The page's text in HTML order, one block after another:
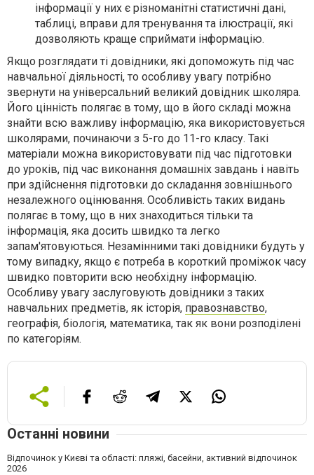
інформації у них є різноманітні статистичні дані,
таблиці, вправи для тренування та ілюстрації, які
дозволяють краще сприймати інформацію.
Якщо розглядати ті довідники, які допоможуть під час
навчальної діяльності, то особливу увагу потрібно
звернути на універсальний великий довідник школяра.
Його цінність полягає в тому, що в його складі можна
знайти всю важливу інформацію, яка використовується
школярами, починаючи з 5-го до 11-го класу. Такі
матеріали можна використовувати під час підготовки
до уроків, під час виконання домашніх завдань і навіть
при здійснення підготовки до складання зовнішнього
незалежного оцінювання. Особливість таких видань
полягає в тому, що в них знаходиться тільки та
інформація, яка досить швидко та легко
запам'ятовуються. Незамінними такі довідники будуть у
тому випадку, якщо є потреба в короткий проміжок часу
швидко повторити всю необхідну інформацію.
Особливу увагу заслуговують довідники з таких
навчальних предметів, як історія, правознавство,
географія, біологія, математика, так як вони розподілені
по категоріям.
Останні новини
Відпочинок у Києві та області: пляжі, басейни, активний відпочинок
2026